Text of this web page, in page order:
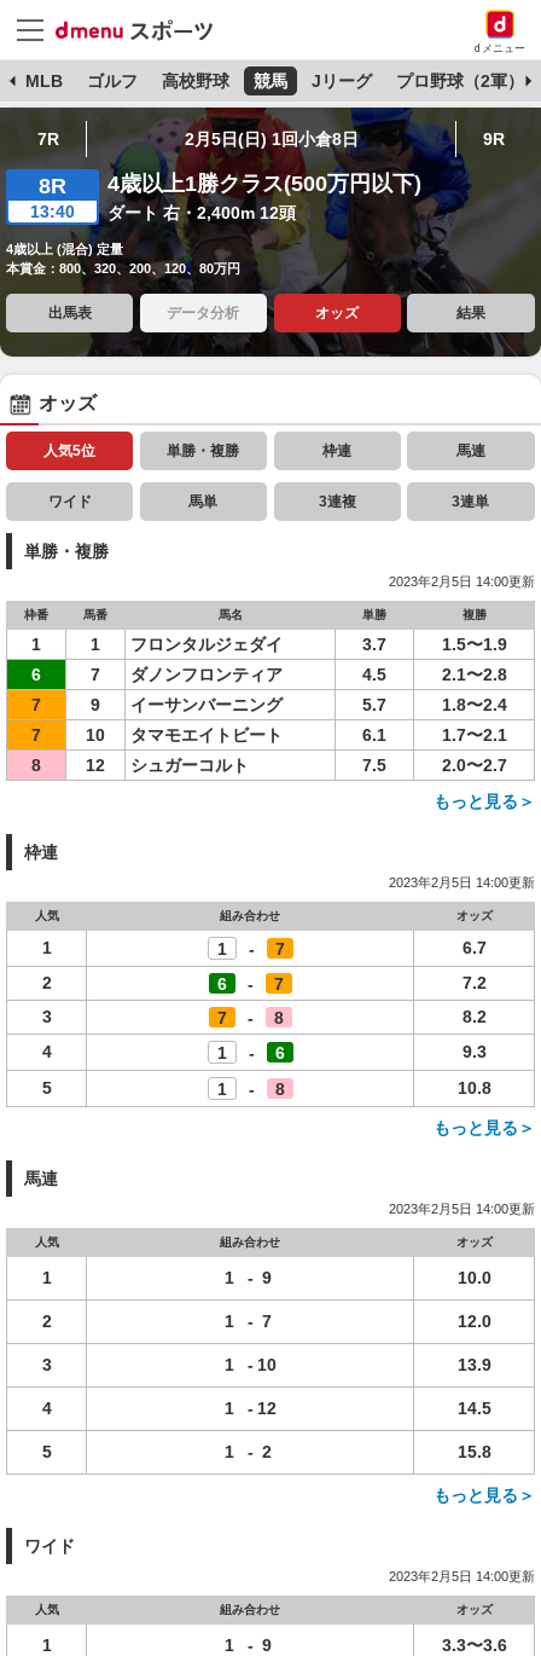
dメニュー
MLB ゴルフ 高校野球 競馬 Jリーグ プロ野球（2軍）
7R 2月5日(日) 1回小倉8日 9R
8R
13:40
4歳以上1勝クラス(500万円以下)
ダート 右・2,400m 12頭
4歳以上 (混合) 定量
本賞金：800、320、200、120、80万円
出馬表 データ分析 オッズ 結果
オッズ
人気5位 単勝・複勝 枠連 馬連
ワイド 馬単 3連複 3連単
単勝・複勝
2023年2月5日 14:00更新
枠番 馬番 馬名 単勝 複勝
1 1 フロンタルジェダイ 3.7
1.5〜1.9
6
7 ダノンフロンティア 4.5
2.1〜2.8
7
9 イーサンバーニング 5.7
1.8〜2.4
7
10 タマモエイトビート 6.1
1.7〜2.1
8
12 シュガーコルト 7.5
2.0〜2.7
もっと見る＞
枠連
2023年2月5日 14:00更新
人気 組み合わせ オッズ
1 1 - 7
6.7
2
6 - 7
7.2
3
7 - 8
8.2
4
1 - 6
9.3
5
1 - 8 10.8
もっと見る＞
馬連
2023年2月5日 14:00更新
人気 組み合わせ オッズ
1 1 - 9 10.0
2 1 - 7 12.0
3 1 - 10 13.9
4 1 - 12 14.5
5 1 - 2 15.8
もっと見る＞
ワイド
2023年2月5日 14:00更新
人気 組み合わせ オッズ
1 1 - 9 3.3〜3.6